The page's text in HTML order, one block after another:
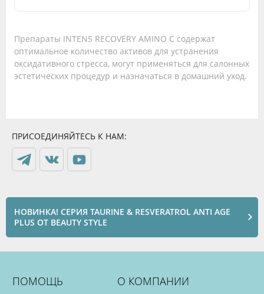
Препараты INTENS RECOVERY AMINO С содержат
оптимальное количество активов для устранения
оксидативного стресса, могут применяться для салонных
эстетических процедур и назначаться в домашний уход.
ПРИСОЕДИНЯЙТЕСЬ К НАМ:
НОВИНКА! СЕРИЯ TAURINE & RESVERATROL ANTI AGE
PLUS ОТ BEAUTY STYLE
ПОМОЩЬ О КОМПАНИИ